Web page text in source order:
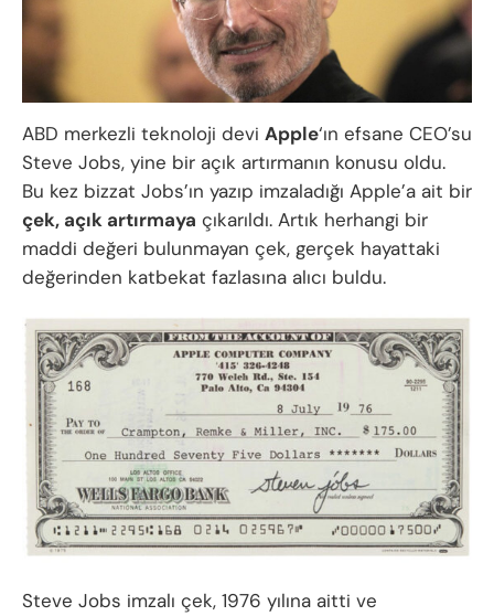
ABD merkezli teknoloji devi Apple‘ın efsane CEO’su
Steve Jobs, yine bir açık artırmanın konusu oldu.
Bu kez bizzat Jobs’ın yazıp imzaladığı Apple’a ait bir
çek, açık artırmaya çıkarıldı. Artık herhangi bir
maddi değeri bulunmayan çek, gerçek hayattaki
değerinden katbekat fazlasına alıcı buldu.
Steve Jobs imzalı çek, 1976 yılına aitti ve